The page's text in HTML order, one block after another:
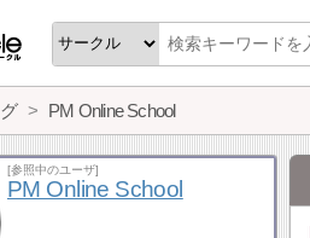
PM Online School
[参照中のユーザ]
PM Online School